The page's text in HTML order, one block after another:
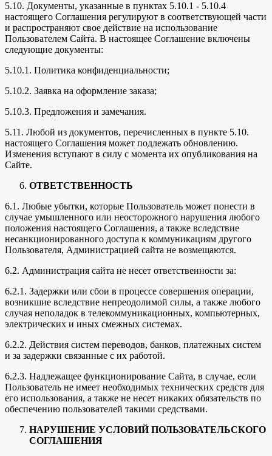
5.10. Документы, указанные в пунктах 5.10.1 - 5.10.4
настоящего Соглашения регулируют в соответствующей части
и распространяют свое действие на использование
Пользователем Сайта. В настоящее Соглашение включены
следующие документы:
5.10.1. Политика конфиденциальности;
5.10.2. Заявка на оформление заказа;
5.10.3. Предложения и замечания.
5.11. Любой из документов, перечисленных в пункте 5.10.
настоящего Соглашения может подлежать обновлению.
Изменения вступают в силу с момента их опубликования на
Сайте.
ОТВЕТСТВЕННОСТЬ
6.1. Любые убытки, которые Пользователь может понести в
случае умышленного или неосторожного нарушения любого
положения настоящего Соглашения, а также вследствие
несанкционированного доступа к коммуникациям другого
Пользователя, Администрацией сайта не возмещаются.
6.2. Администрация сайта не несет ответственности за:
6.2.1. Задержки или сбои в процессе совершения операции,
возникшие вследствие непреодолимой силы, а также любого
случая неполадок в телекоммуникационных, компьютерных,
электрических и иных смежных системах.
6.2.2. Действия систем переводов, банков, платежных систем
и за задержки связанные с их работой.
6.2.3. Надлежащее функционирование Сайта, в случае, если
Пользователь не имеет необходимых технических средств для
его использования, а также не несет никаких обязательств по
обеспечению пользователей такими средствами.
НАРУШЕНИЕ УСЛОВИЙ ПОЛЬЗОВАТЕЛЬСКОГО
СОГЛАШЕНИЯ